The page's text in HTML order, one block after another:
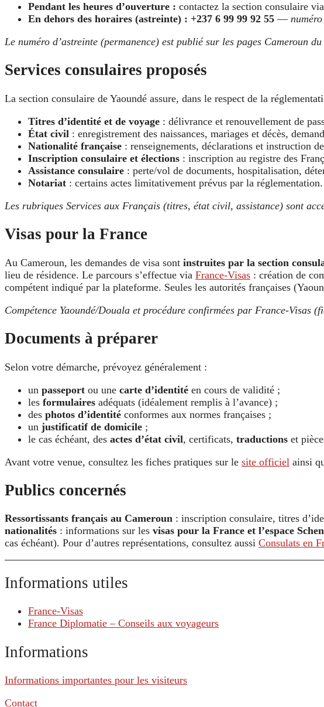
Pendant les heures d’ouverture : contactez la section consulaire
En dehors des horaires (astreinte) : +237 6 99 99 92 55 —
Le numéro d’astreinte (permanence) est publié sur les pages Cameroun
Services consulaires proposés
La section consulaire de Yaoundé assure, dans le respect de la
Titres d’identité et de voyage : délivrance et renouvellement de
État civil : enregistrement des naissances, mariages et décès,
Nationalité française : renseignements, déclarations et instruction
Inscription consulaire et élections : inscription au registre des
Assistance consulaire : perte/vol de documents, hospitalisation,
Notariat : certains actes limitativement prévus par la réglementation.
Les rubriques Services aux Français (titres, état civil, assistance) sont
Visas pour la France
Au Cameroun, les demandes de visa sont instruites par la section
lieu de résidence. Le parcours s’effectue via France-Visas : création de
compétent indiqué par la plateforme. Seules les autorités françaises
Compétence Yaoundé/Douala et procédure confirmées par France-Visas
Documents à préparer
Selon votre démarche, prévoyez généralement :
un passeport ou une carte d’identité en cours de validité ;
les formulaires adéquats (idéalement remplis à l’avance) ;
des photos d’identité conformes aux normes françaises ;
un justificatif de domicile ;
le cas échéant, des actes d’état civil, certificats, traductions et
Avant votre venue, consultez les fiches pratiques sur le site officiel ainsi
Publics concernés
Ressortissants français au Cameroun : inscription consulaire, titres
nationalités : informations sur les visas pour la France et l’espace
cas échéant). Pour d’autres représentations, consultez aussi Consulats en
Informations utiles
France-Visas
France Diplomatie – Conseils aux voyageurs
Informations
Informations importantes pour les visiteurs
Contact